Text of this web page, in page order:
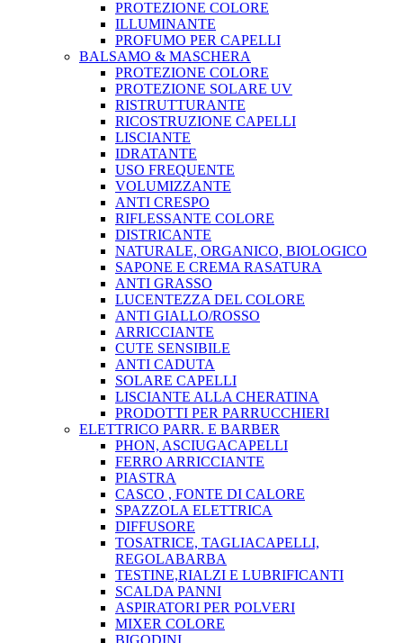
PROTEZIONE COLORE
ILLUMINANTE
PROFUMO PER CAPELLI
BALSAMO & MASCHERA
PROTEZIONE COLORE
PROTEZIONE SOLARE UV
RISTRUTTURANTE
RICOSTRUZIONE CAPELLI
LISCIANTE
IDRATANTE
USO FREQUENTE
VOLUMIZZANTE
ANTI CRESPO
RIFLESSANTE COLORE
DISTRICANTE
NATURALE, ORGANICO, BIOLOGICO
SAPONE E CREMA RASATURA
ANTI GRASSO
LUCENTEZZA DEL COLORE
ANTI GIALLO/ROSSO
ARRICCIANTE
CUTE SENSIBILE
ANTI CADUTA
SOLARE CAPELLI
LISCIANTE ALLA CHERATINA
PRODOTTI PER PARRUCCHIERI
ELETTRICO PARR. E BARBER
PHON, ASCIUGACAPELLI
FERRO ARRICCIANTE
PIASTRA
CASCO , FONTE DI CALORE
SPAZZOLA ELETTRICA
DIFFUSORE
TOSATRICE, TAGLIACAPELLI,
REGOLABARBA
TESTINE,RIALZI E LUBRIFICANTI
SCALDA PANNI
ASPIRATORI PER POLVERI
MIXER COLORE
BIGODINI